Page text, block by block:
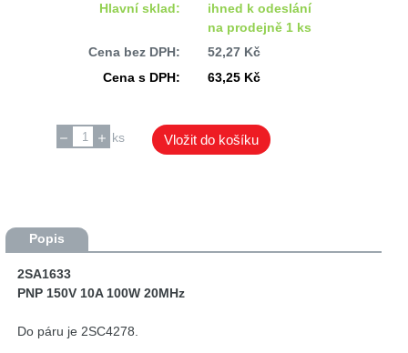
Hlavní sklad:
ihned k odeslání
na prodejně 1 ks
Cena bez DPH:
52,27 Kč
Cena s DPH:
63,25 Kč
ks Vložit do košíku
Popis
2SA1633
PNP 150V 10A 100W 20MHz
Do páru je 2SC4278.